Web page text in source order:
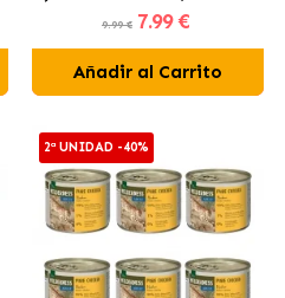
Húmeda Para Gatitos con
9.99 € 7.99 €
Añadir al Carrito
2ª UNIDAD -40%